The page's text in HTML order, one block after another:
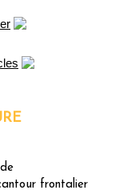
frontalier